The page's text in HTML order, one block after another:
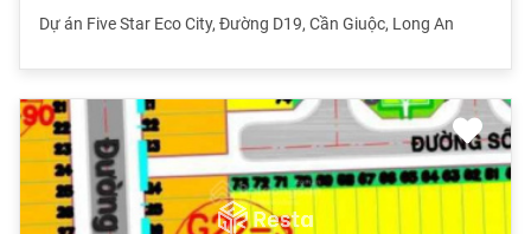
Dự án Five Star Eco City, Đường D19, Cần Giuộc, Long An